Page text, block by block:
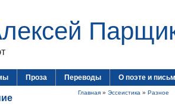
Проза Переводы О поэте и
Главная » Эссеистика » Разное